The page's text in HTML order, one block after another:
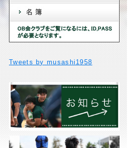
Tweets by musashi1958